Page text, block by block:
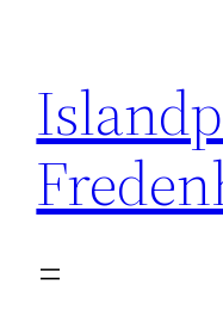
springen